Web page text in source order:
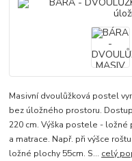
Masivní dvoulůžková postel
bez úložného prostoru.
220 cm. Výška postele - ložné
a matrace. Např. při výšce
ložné plochy 55cm. S... celý